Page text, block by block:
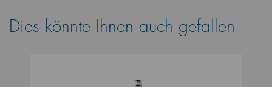
Dies könnte Ihnen auch gefallen